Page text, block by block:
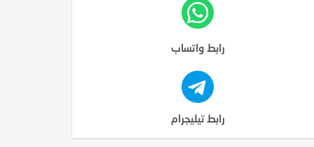
رابط واتساب
رابط تيليجرام